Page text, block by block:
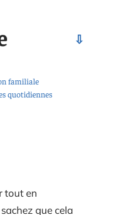
familiale
quotidiennes
tout en
que cela